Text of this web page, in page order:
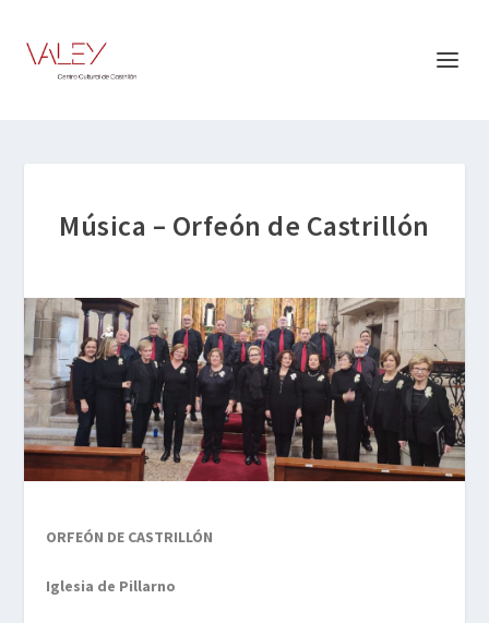
Música – Orfeón de Castrillón
ORFEÓN DE CASTRILLÓN
Iglesia de Pillarno